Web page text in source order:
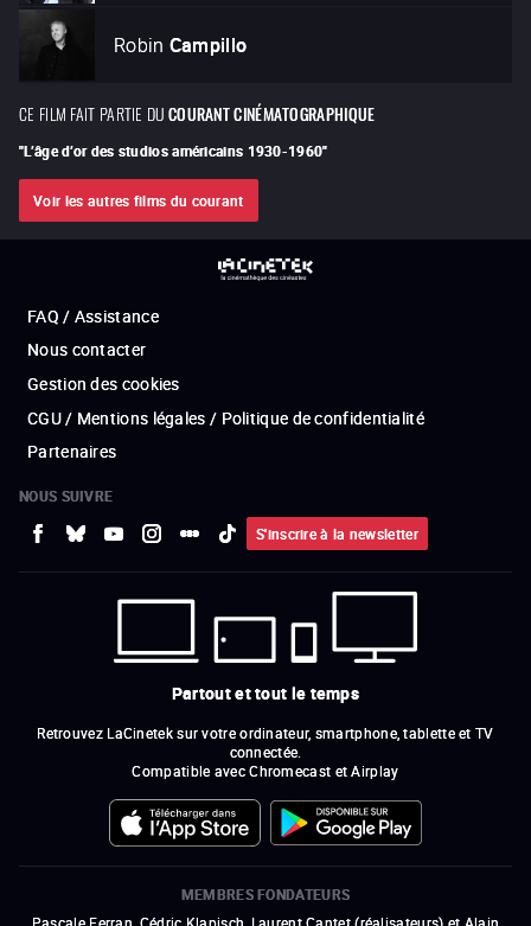
Robin Campillo
CE FILM FAIT PARTIE DUCOURANT CINÉMATOGRAPHIQUE
"L’âge d’or des studios américains 1930-1960"
Voir les autres films du courant
FAQ / Assistance
Nous contacter
Gestion des cookies
CGU / Mentions légales / Politique de confidentialité
Partenaires
NOUS SUIVRE
S'inscrire à la newsletter
Partout et tout le temps
Retrouvez LaCinetek sur votre ordinateur, smartphone, tablette et TV
connectée.
Compatible avec Chromecast et Airplay
MEMBRES FONDATEURS